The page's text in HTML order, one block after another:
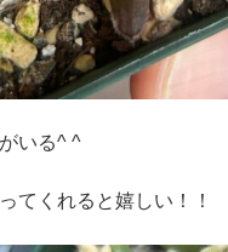
いる^ ^
てくれると嬉しい！！